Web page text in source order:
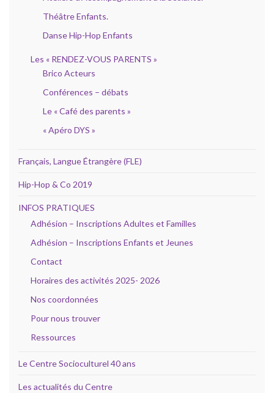
Théâtre Enfants.
Danse Hip-Hop Enfants
Les « RENDEZ-VOUS PARENTS »
Brico Acteurs
Conférences – débats
Le « Café des parents »
« Apéro DYS »
Français, Langue Étrangère (FLE)
Hip-Hop & Co 2019
INFOS PRATIQUES
Adhésion – Inscriptions Adultes et Familles
Adhésion – Inscriptions Enfants et Jeunes
Contact
Horaires des activités 2025- 2026
Nos coordonnées
Pour nous trouver
Ressources
Le Centre Socioculturel 40 ans
Les actualités du Centre